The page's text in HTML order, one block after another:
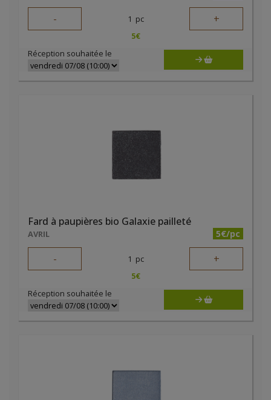
- 1 pc +
5€
Réception souhaitée le
Fard à paupières bio Galaxie pailleté
AVRIL 5€/pc
- 1 pc +
5€
Réception souhaitée le